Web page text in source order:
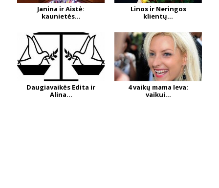
Janina ir Aistė:
kaunietės...
Linos ir Neringos
klientų...
Daugiavaikės Edita ir
Alina...
4 vaikų mama Ieva:
vaikui...